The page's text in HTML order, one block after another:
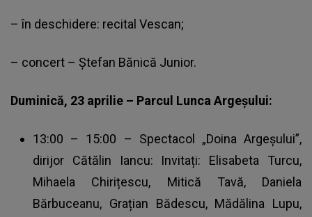
– în deschidere: recital Vescan;
– concert – Ștefan Bănică Junior.
Duminică, 23 aprilie – Parcul Lunca Argeșului:
13:00 – 15:00 – Spectacol „Doina Argeșului”,
dirijor Cătălin Iancu: Invitați: Elisabeta Turcu,
Mihaela Chirițescu, Mitică Tavă, Daniela
Bărbuceanu, Grațian Bădescu, Mădălina Lupu,